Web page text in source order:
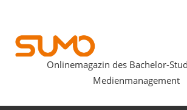
springen
Onlinemagazin des Bachelor-
Medienmanagement